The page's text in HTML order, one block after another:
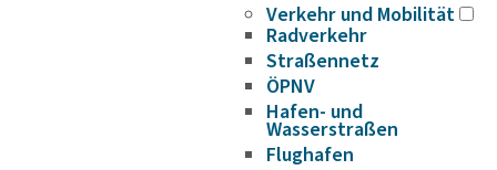
Verkehr und Mobilität
Radverkehr
Straßennetz
ÖPNV
Hafen- und
Wasserstraßen
Flughafen